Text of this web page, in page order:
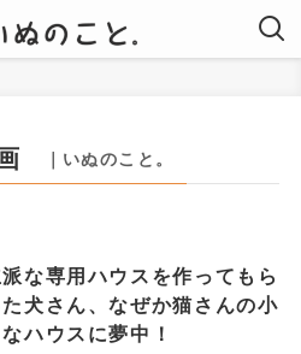
｜いぬのこと。
派な専用ハウスを作ってもら
た犬さん、なぜか猫さんの小
なハウスに夢中！